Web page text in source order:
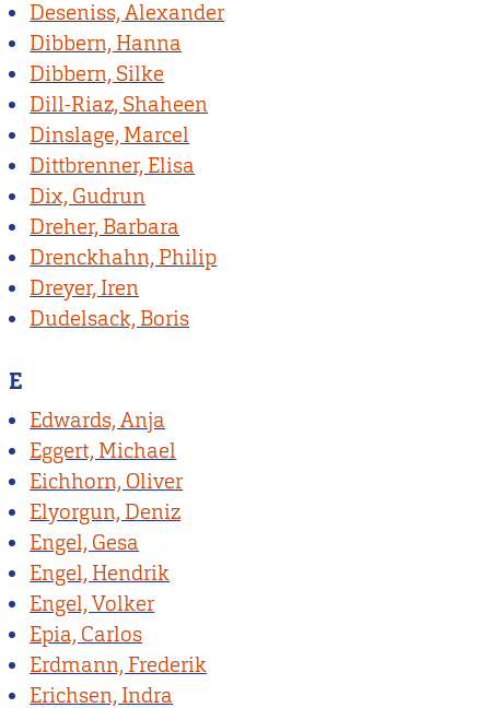
Deseniss, Alexander
Dibbern, Hanna
Dibbern, Silke
Dill-Riaz, Shaheen
Dinslage, Marcel
Dittbrenner, Elisa
Dix, Gudrun
Dreher, Barbara
Drenckhahn, Philip
Dreyer, Iren
Dudelsack, Boris
E
Edwards, Anja
Eggert, Michael
Eichhorn, Oliver
Elyorgun, Deniz
Engel, Gesa
Engel, Hendrik
Engel, Volker
Epia, Carlos
Erdmann, Frederik
Erichsen, Indra